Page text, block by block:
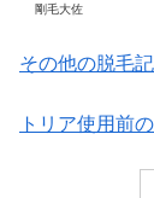
剛毛大佐
その他の脱毛
トリア使用前